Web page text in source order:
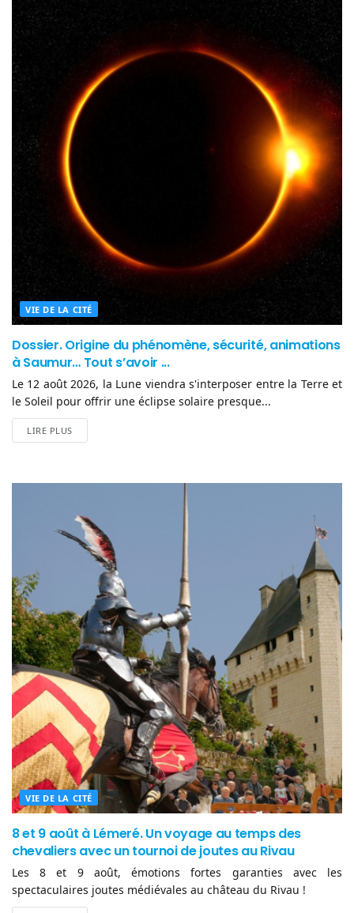
VIE DE LA CITÉ
Dossier. Origine du phénomène, sécurité, animations
à Saumur… Tout s’avoir ...
Le 12 août 2026, la Lune viendra s'interposer entre la Terre et
le Soleil pour offrir une éclipse solaire presque...
LIRE PLUS
VIE DE LA CITÉ
8 et 9 août à Lémeré. Un voyage au temps des
chevaliers avec un tournoi de joutes au Rivau
Les 8 et 9 août, émotions fortes garanties avec les
spectaculaires joutes médiévales au château du Rivau !